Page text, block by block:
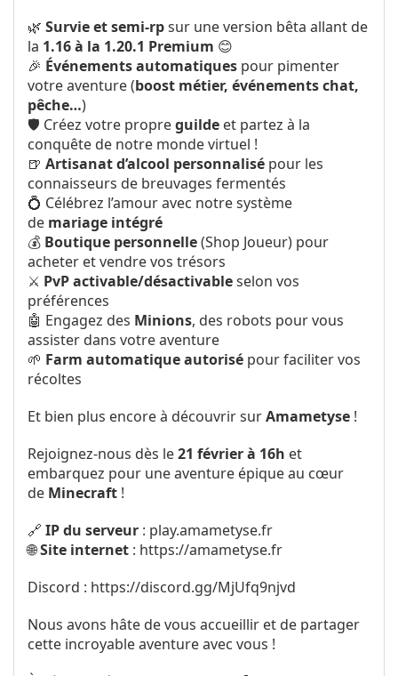
🌿 Survie et semi-rpsur une version bêta allant de
la 1.16 à la 1.20.1 Premium 😊
🎉 Événements automatiques pour pimenter
votre aventure (boost métier, événements chat,
pêche…)
🛡️ Créez votre propreguilde et partez à la
conquête de notre monde virtuel !
🍺 Artisanat d’alcool personnalisé pour les
connaisseurs de breuvages fermentés
💍 Célébrez l’amour avec notre système
de mariage intégré
💰 Boutique personnelle(Shop Joueur) pour
acheter et vendre vos trésors
⚔️ PvP activable/désactivableselon vos
préférences
🤖 Engagez des Minions, des robots pour vous
assister dans votre aventure
🌱 Farm automatique autorisé pour faciliter vos
récoltes
Et bien plus encore à découvrir surAmametyse !
Rejoignez-nous dès le21 février à 16h et
embarquez pour une aventure épique au cœur
de Minecraft !
🔗 IP du serveur : play.amametyse.fr
🌐Site internet : https://amametyse.fr
Discord : https://discord.gg/MjUfq9njvd
Nous avons hâte de vous accueillir et de partager
cette incroyable aventure avec vous !